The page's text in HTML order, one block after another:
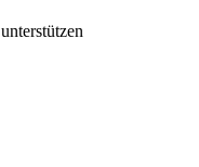
unterstützen